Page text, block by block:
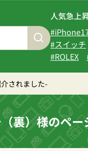
人気急上
スイッチ
ROLEX
されました-
裏）様のペ